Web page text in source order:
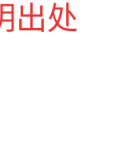
出处